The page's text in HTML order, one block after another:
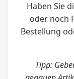
Haben Sie
oder noch
Bestellung
Tipp: